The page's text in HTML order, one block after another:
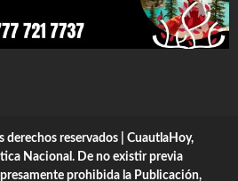
derechos reservados | CuautlaHoy,
Nacional. De no existir previa
prohibida la Publicación,